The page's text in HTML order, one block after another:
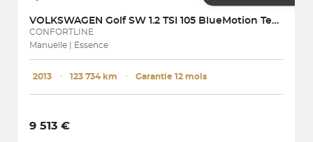
VOLKSWAGEN Golf SW 1.2 TSI 105 BlueMotion Technology
CONFORTLINE
Manuelle | Essence
2013 ･ 123 734 km ･ Garantie 12 mois
9 513 €